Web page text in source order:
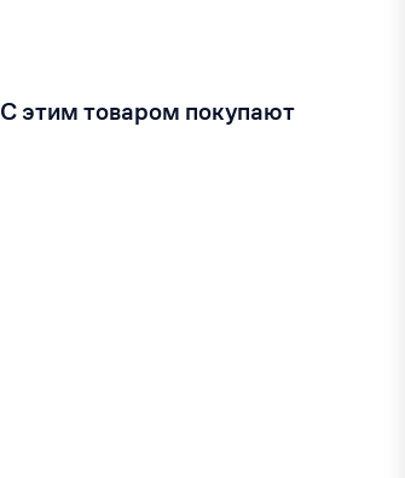
С этим товаром покупают